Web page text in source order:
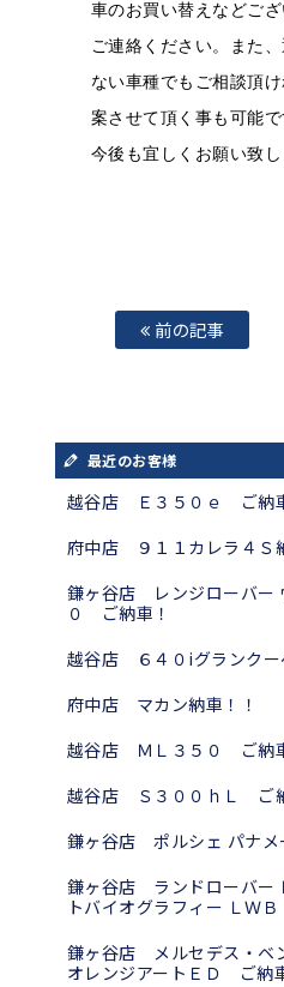
車のお買い替えなどご
ご連絡ください。
また
ない車種でもご相談頂
案させて頂く事も可能で
今後も宜しくお願い致し
前の記事
最近のお客様
越谷店 Ｅ３５０ｅ ご納
府中店 ９１１カレラ４Ｓ
鎌ヶ谷店 レンジローバー
０ ご納車！
越谷店 ６４０iグランク
府中店 マカン納車！！
越谷店 ＭＬ３５０ ご納
越谷店 Ｓ３００ｈＬ ご
鎌ヶ谷店 ポルシェ パナ
鎌ヶ谷店 ランドローバー
トバイオグラフィー ＬＷ
鎌ヶ谷店 メルセデス・ベ
オレンジアートＥＤ ご納